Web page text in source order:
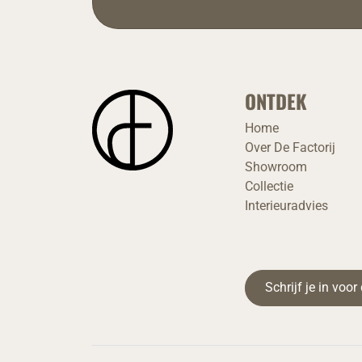
ONTDEK
Home
Over De Factorij
Showroom
Collectie
Interieuradvies
Schrijf je in voor